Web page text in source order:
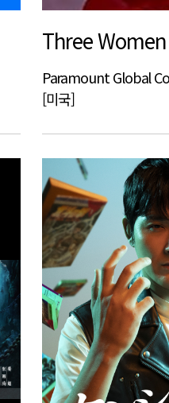
Three Women
Paramount Global
[미국]